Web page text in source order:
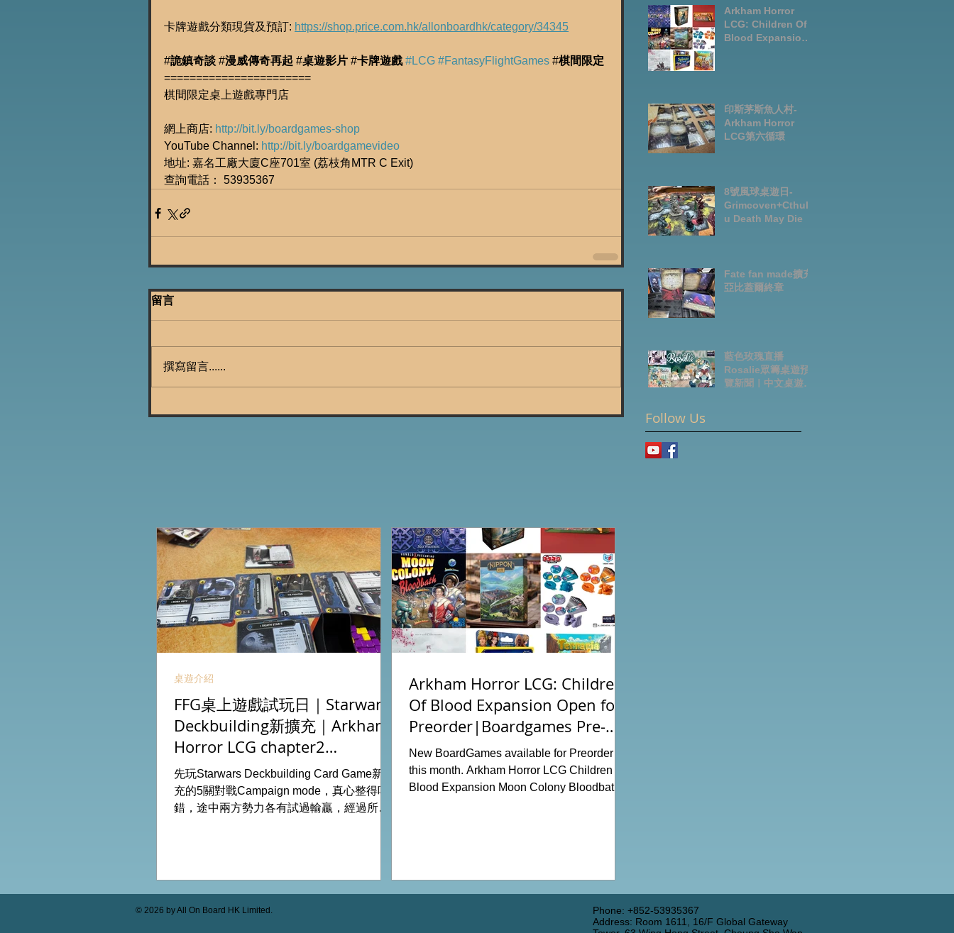
卡牌遊戲分類現貨及預訂: https://shop.price.com.hk/allonboardhk/category/34345
#詭鎮奇談 #漫威傳奇再起 #桌遊影片 #卡牌遊戲 #LCG #FantasyFlightGames #棋間限定
=======================
棋間限定桌上遊戲專門店
網上商店: http://bit.ly/boardgames-shop
YouTube Channel: http://bit.ly/boardgamevideo
地址: 嘉名工廠大廈C座701室 (荔枝角MTR C Exit)
查詢電話： 53935367
留言
撰寫留言......
deck
Arkham Horror
LCG: Children Of
Blood Expansion
印斯茅斯魚人村-
Arkham Horror
LCG第六循環
8號風球桌遊日-
Grimcoven+Cthulh
u Death May Die
Fate fan made擴充-
亞比蓋爾終章
藍色玫瑰直播
Rosalie眾籌桌遊預
覽新聞｜中文桌遊節
Follow Us
FFG桌上遊戲試玩日｜Starwars
Deckbuilding新擴充｜Arkham
Horror LCG chapter2
INVESTIGATOR deck
先玩Starwars Deckbuilding Card Game新擴
充的5關對戰Campaign mode，真心整得唔
錯，途中兩方勢力各有試過輸贏，經過所有
全天的FFG桌遊日完滿結束。 #桌遊場地 All
On Board HK棋間限定桌遊店Book位熱線
桌遊介紹
Arkham Horror LCG: Children
Of Blood Expansion Open for
Preorder|Boardgames Pre-
Order News July2026
New BoardGames available for Preorder for
this month. Arkham Horror LCG Children Of
Blood Expansion Moon Colony Bloodbath
shop: https://www.allonboardhk.com/shop
All On Board HK Boardgames Retail Shop
© 2026 by All On Board HK Limited.
Phone: +852-53935367
Address: Room 1611, 16/F Global Gateway